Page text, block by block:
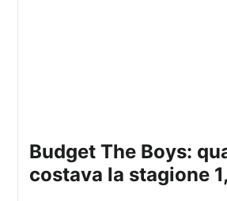
budget The Boys: quanto
costava la stagione